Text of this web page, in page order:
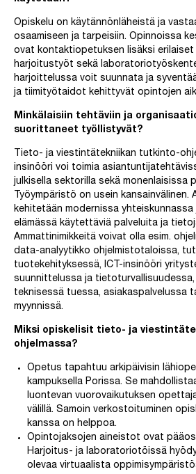
Opiskelu on käytännönläheistä ja
osaamiseen ja tarpeisiin. Opinnoissa
ovat kontaktiopetuksen lisäksi
harjoitustyöt sekä
harjoittelussa voit suunnata ja
ja tiimityötaidot kehittyvät opintojen
Minkälaisiin tehtäviin ja
suorittaneet työllistyvät?
Tieto- ja viestintätekniikan tutkinto-
insinööri voi toimia
julkisella sektorilla sekä monenlaisissa
Työympäristö on usein
kehitetään modernissa yhteiskunnassa
elämässä käytettäviä palveluita ja
Ammattinimikkeitä voivat olla esim.
data-analyytikko ohjelmistotaloissa,
tuotekehityksessä, ICT-insinööri
suunnittelussa ja
teknisessä tuessa, asiakaspalvelussa
myynnissä.
Miksi opiskelisit tieto- ja
ohjelmassa?
Opetus tapahtuu arkipäivisin
kampuksella Porissa. Se
luontevan vuorovaikutuksen
välillä. Samoin verkostoituminen
kanssa on helppoa.
Opintojaksojen aineistot ovat
Harjoitus- ja laboratoriotöissä
olevaa virtuaalista